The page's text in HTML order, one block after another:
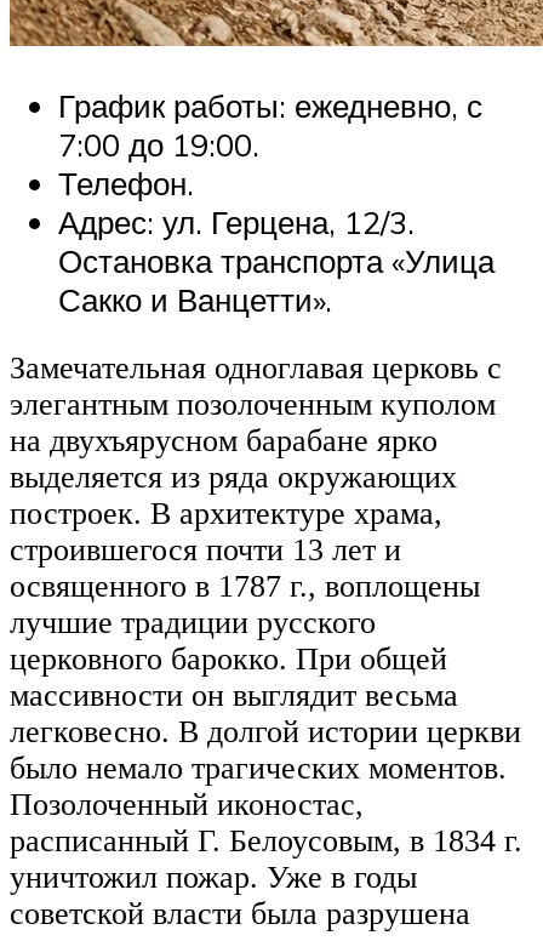
График работы: ежедневно, с
7:00 до 19:00.
Телефон.
Адрес: ул. Герцена, 12/3.
Остановка транспорта «Улица
Сакко и Ванцетти».
Замечательная одноглавая церковь с
элегантным позолоченным куполом
на двухъярусном барабане ярко
выделяется из ряда окружающих
построек. В архитектуре храма,
строившегося почти 13 лет и
освященного в 1787 г., воплощены
лучшие традиции русского
церковного барокко. При общей
массивности он выглядит весьма
легковесно. В долгой истории церкви
было немало трагических моментов.
Позолоченный иконостас,
расписанный Г. Белоусовым, в 1834 г.
уничтожил пожар. Уже в годы
советской власти была разрушена